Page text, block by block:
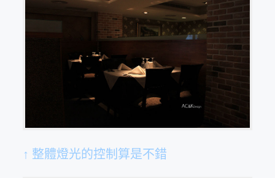
↑ 整體燈光的控制算是不錯